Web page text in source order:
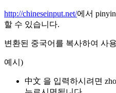
http://chineseinput.net/에서
할 수 있습니다.
변환된 중국어를 복사하여 사
예시)
中文 을 입력하시려면